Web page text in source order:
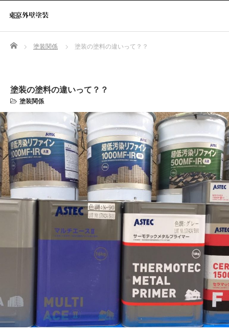
Home 塗装関係 塗装の塗料の違いって？？
塗装の塗料の違いって？？
塗装関係